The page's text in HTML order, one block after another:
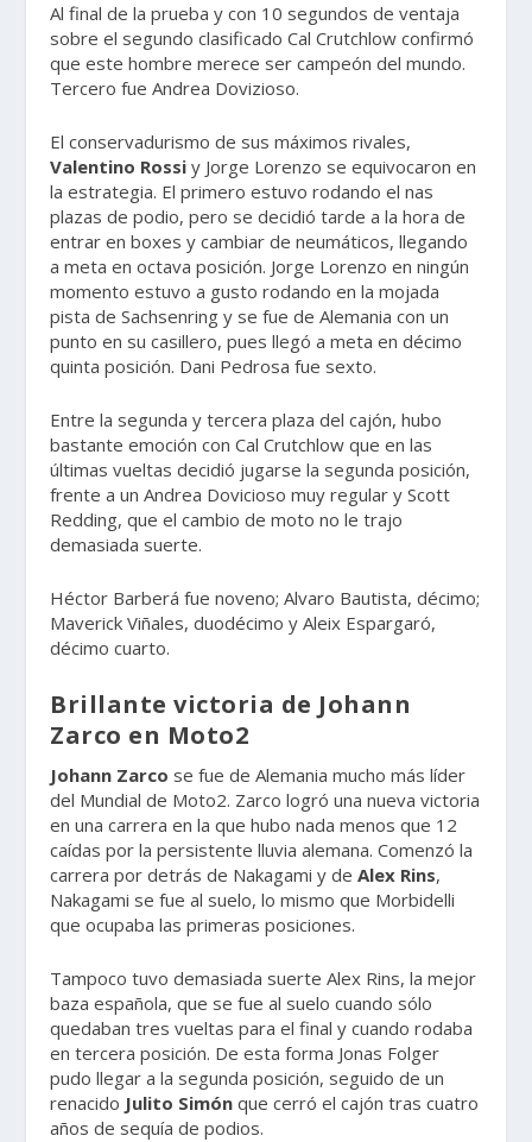
Al final de la prueba y con 10 segundos de ventaja
sobre el segundo clasificado Cal Crutchlow confirmó
que este hombre merece ser campeón del mundo.
Tercero fue Andrea Dovizioso.
El conservadurismo de sus máximos rivales,
Valentino Rossi y Jorge Lorenzo se equivocaron en
la estrategia. El primero estuvo rodando el nas
plazas de podio, pero se decidió tarde a la hora de
entrar en boxes y cambiar de neumáticos, llegando
a meta en octava posición. Jorge Lorenzo en ningún
momento estuvo a gusto rodando en la mojada
pista de Sachsenring y se fue de Alemania con un
punto en su casillero, pues llegó a meta en décimo
quinta posición. Dani Pedrosa fue sexto.
Entre la segunda y tercera plaza del cajón, hubo
bastante emoción con Cal Crutchlow que en las
últimas vueltas decidió jugarse la segunda posición,
frente a un Andrea Dovicioso muy regular y Scott
Redding, que el cambio de moto no le trajo
demasiada suerte.
Héctor Barberá fue noveno; Alvaro Bautista, décimo;
Maverick Viñales, duodécimo y Aleix Espargaró,
décimo cuarto.
Brillante victoria de Johann
Zarco en Moto2
Johann Zarco se fue de Alemania mucho más líder
del Mundial de Moto2. Zarco logró una nueva victoria
en una carrera en la que hubo nada menos que 12
caídas por la persistente lluvia alemana. Comenzó la
carrera por detrás de Nakagami y deAlex Rins,
Nakagami se fue al suelo, lo mismo que Morbidelli
que ocupaba las primeras posiciones.
Tampoco tuvo demasiada suerte Alex Rins, la mejor
baza española, que se fue al suelo cuando sólo
quedaban tres vueltas para el final y cuando rodaba
en tercera posición. De esta forma Jonas Folger
pudo llegar a la segunda posición, seguido de un
renacido Julito Simón que cerró el cajón tras cuatro
años de sequía de podios.